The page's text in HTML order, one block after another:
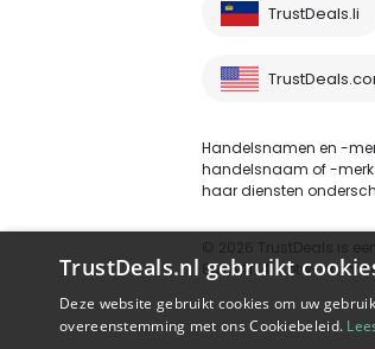
TrustDeals.li
Handelsnamen en -
handelsnaam of -merk
haar diensten
80264174 - btw-
TrustDeals.nl gebruikt
Deze website gebruikt cookies om uw
overeenstemming met ons Cookiebeleid.